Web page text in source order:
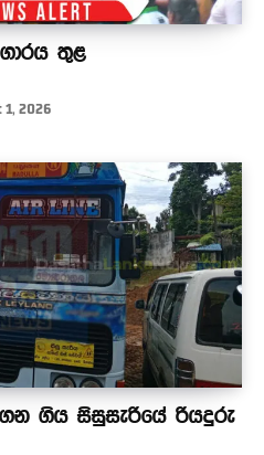
තුළ
1, 2026
ගිය සිසුසැරියේ රියදුරු